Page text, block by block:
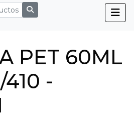
PET 60ML
410 -